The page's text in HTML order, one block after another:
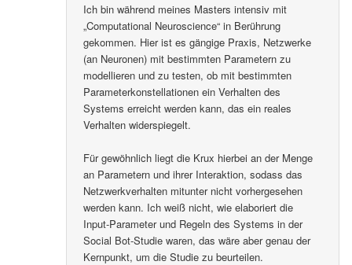
Ich bin während meines Masters intensiv mit
„Computational Neuroscience“ in Berührung
gekommen. Hier ist es gängige Praxis, Netzwerke
(an Neuronen) mit bestimmten Parametern zu
modellieren und zu testen, ob mit bestimmten
Parameterkonstellationen ein Verhalten des
Systems erreicht werden kann, das ein reales
Verhalten widerspiegelt.
Für gewöhnlich liegt die Krux hierbei an der Menge
an Parametern und ihrer Interaktion, sodass das
Netzwerkverhalten mitunter nicht vorhergesehen
werden kann. Ich weiß nicht, wie elaboriert die
Input-Parameter und Regeln des Systems in der
Social Bot-Studie waren, das wäre aber genau der
Kernpunkt, um die Studie zu beurteilen.